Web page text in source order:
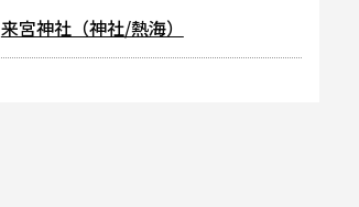
来宮神社（神社/熱海）